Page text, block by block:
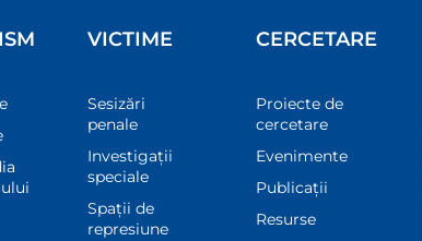
VICTIME
Sesizări
penale
Investigații
speciale
Spații de
represiune
CERCETARE
Proiecte de
cercetare
Evenimente
Publicații
Resurse